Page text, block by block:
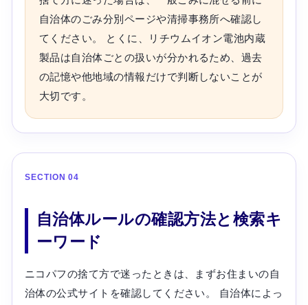
自治体のごみ分別ページや清掃事務所へ確認し
てください。 とくに、リチウムイオン電池内蔵
製品は自治体ごとの扱いが分かれるため、過去
の記憶や他地域の情報だけで判断しないことが
大切です。
SECTION 04
自治体ルールの確認方法と検索キ
ーワード
ニコパフの捨て方で迷ったときは、まずお住まいの自
治体の公式サイトを確認してください。 自治体によっ